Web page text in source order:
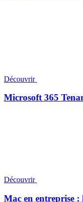
Découvrir
Microsoft 365
Découvrir
Mac en entreprise :